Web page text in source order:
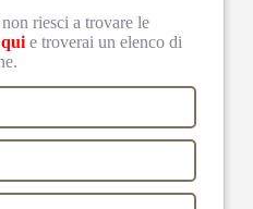
riesci a trovare le
e troverai un elenco di